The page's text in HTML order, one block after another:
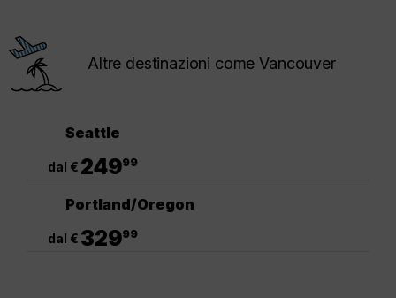
Altre destinazioni come Vancouver
Seattle
dal € 24999
Portland/Oregon
dal € 32999